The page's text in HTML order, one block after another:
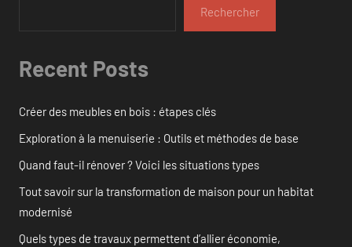
Rechercher
Recent Posts
Créer des meubles en bois : étapes clés
Exploration à la menuiserie : Outils et méthodes de base
Quand faut-il rénover ? Voici les situations types
Tout savoir sur la transformation de maison pour un habitat
modernisé
Quels types de travaux permettent d’allier économie,